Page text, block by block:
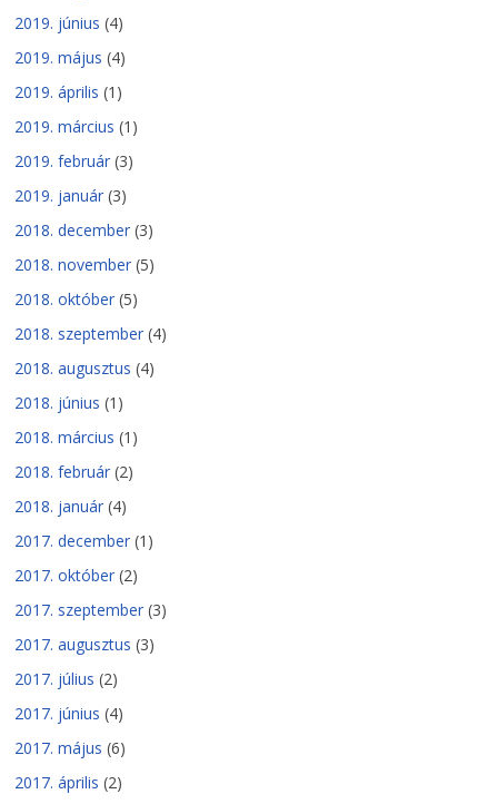
2019. június (4)
2019. május (4)
2019. április (1)
2019. március (1)
2019. február (3)
2019. január (3)
2018. december (3)
2018. november (5)
2018. október (5)
2018. szeptember (4)
2018. augusztus (4)
2018. június (1)
2018. március (1)
2018. február (2)
2018. január (4)
2017. december (1)
2017. október (2)
2017. szeptember (3)
2017. augusztus (3)
2017. július (2)
2017. június (4)
2017. május (6)
2017. április (2)